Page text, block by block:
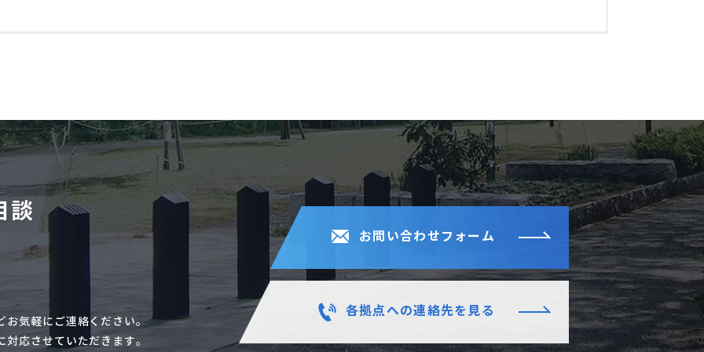
談
お気軽にご連絡ください。
対応させていただきます。
お問い合わせフォーム
各拠点への連絡先を見る